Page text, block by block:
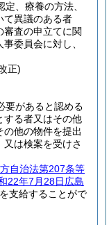
、療養の方法、
て異議のある者
審査の申立てに関
委員会に対し、
正)
要があると認める
する者又はその他
他の物件を提出
は検案を受けさ
自治法第207条等
22年7月28日広島
支給することがで